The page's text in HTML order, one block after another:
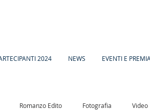
2024 NEWS EVENTI E
Romanzo Edito Fotografia Video